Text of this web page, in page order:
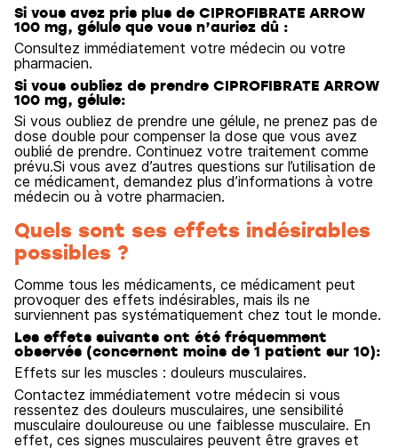
Si vous avez pris plus de CIPROFIBRATE ARROW
100 mg, gélule que vous n’auriez dû :
Consultez immédiatement votre médecin ou votre
pharmacien.
Si vous oubliez de prendre CIPROFIBRATE ARROW
100 mg, gélule:
Si vous oubliez de prendre une gélule, ne prenez pas de
dose double pour compenser la dose que vous avez
oublié de prendre. Continuez votre traitement comme
prévu.Si vous avez d’autres questions sur l’utilisation de
ce médicament, demandez plus d’informations à votre
médecin ou à votre pharmacien.
Quels sont ses effets indésirables
possibles ?
Comme tous les médicaments, ce médicament peut
provoquer des effets indésirables, mais ils ne
surviennent pas systématiquement chez tout le monde.
Les effets suivants ont été fréquemment
observés (concernent moins de 1 patient sur 10):
Effets sur les muscles : douleurs musculaires.
Contactez immédiatement votre médecin si vous
ressentez des douleurs musculaires, une sensibilité
musculaire douloureuse ou une faiblesse musculaire. En
effet, ces signes musculaires peuvent être graves et